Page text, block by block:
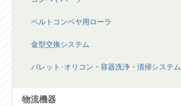
ベルトコンベヤ用ローラ
金型交換システム
パレット･オリコン・容器洗浄・清掃システム
物流機器